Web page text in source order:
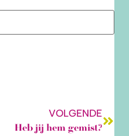
VOLGENDE
Heb jij hem gemist?